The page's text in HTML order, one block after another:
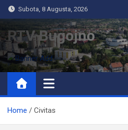
Subota, 8 Augusta, 2026
RTV Bugojno
Home Civitas